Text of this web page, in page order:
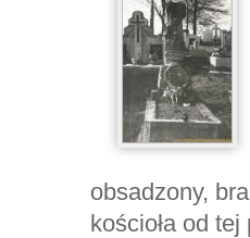
obsadzony,
kościoła od